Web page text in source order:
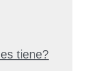
tiene?